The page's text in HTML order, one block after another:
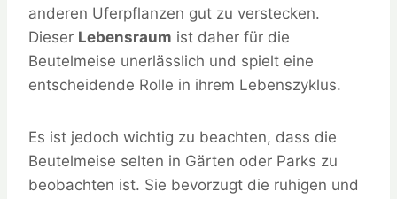
anderen Uferpflanzen gut zu verstecken.
Dieser Lebensraum ist daher für die
Beutelmeise unerlässlich und spielt eine
entscheidende Rolle in ihrem Lebenszyklus.
Es ist jedoch wichtig zu beachten, dass die
Beutelmeise selten in Gärten oder Parks zu
beobachten ist. Sie bevorzugt die ruhigen und